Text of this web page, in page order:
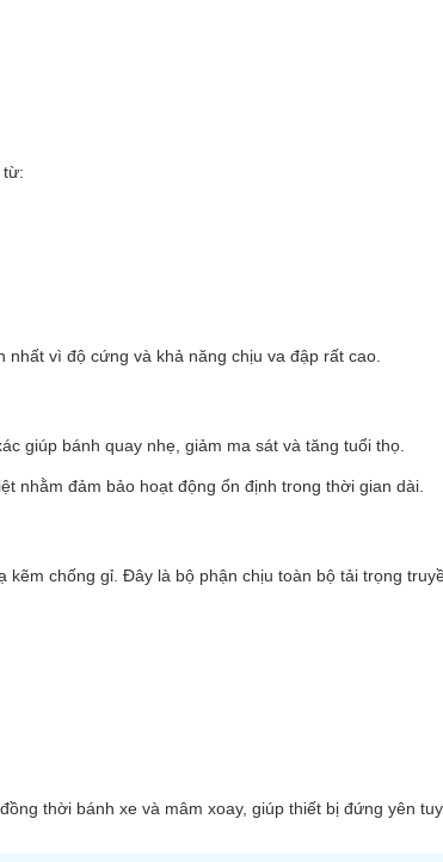
từ:
vì độ cứng và khả năng chịu va đập rất cao.
giúp bánh quay nhẹ, giảm ma sát và tăng tuổi thọ.
nhằm đảm bảo hoạt động ổn định trong thời gian dài.
chống gỉ. Đây là bộ phận chịu toàn bộ tải trọng
thời bánh xe và mâm xoay, giúp thiết bị đứng yên